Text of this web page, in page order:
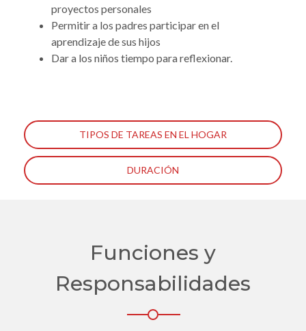
proyectos personales
Permitir a los padres participar en el
aprendizaje de sus hijos
Dar a los niños tiempo para reflexionar.
TIPOS DE TAREAS EN EL HOGAR
DURACIÓN
Funciones y
Responsabilidades